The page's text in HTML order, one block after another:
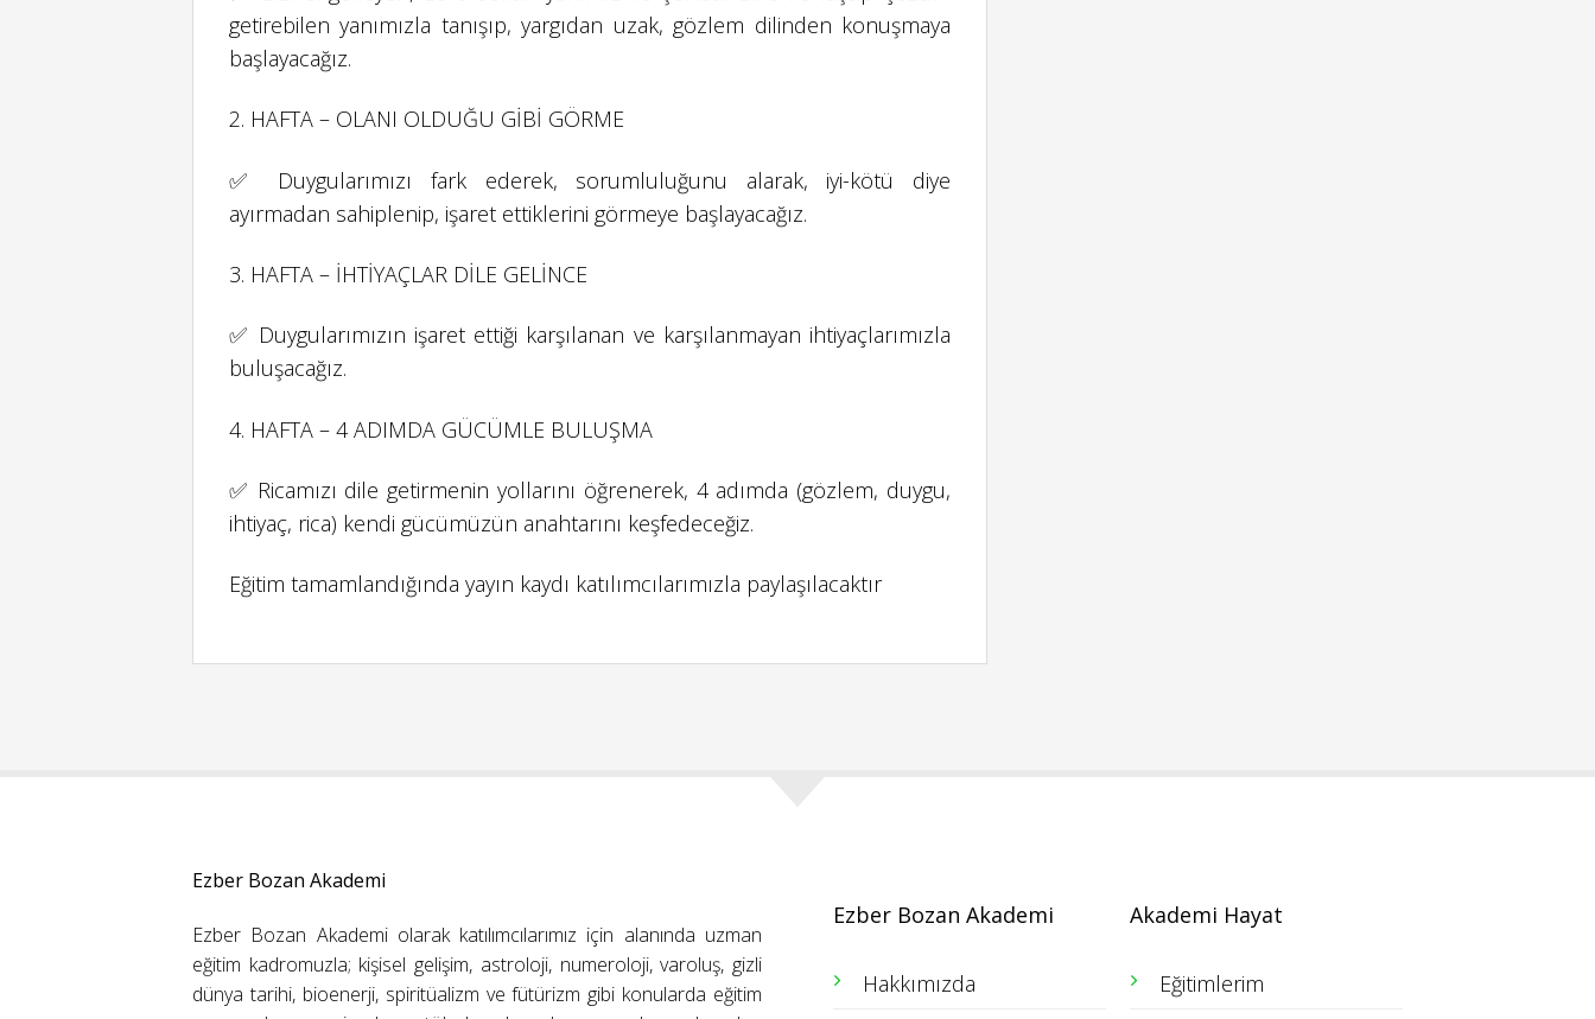
getirebilen yanımızla tanışıp, yargıdan uzak, gözlem dilinden konuşmaya
başlayacağız.
2. HAFTA – OLANI OLDUĞU GİBİ GÖRME
✅ Duygularımızı fark ederek, sorumluluğunu alarak, iyi-kötü diye
ayırmadan sahiplenip, işaret ettiklerini görmeye başlayacağız.
3. HAFTA – İHTİYAÇLAR DİLE GELİNCE
✅ Duygularımızın işaret ettiği karşılanan ve karşılanmayan ihtiyaçlarımızla
buluşacağız.
4. HAFTA – 4 ADIMDA GÜCÜMLE BULUŞMA
✅ Ricamızı dile getirmenin yollarını öğrenerek, 4 adımda (gözlem, duygu,
ihtiyaç, rica) kendi gücümüzün anahtarını keşfedeceğiz.
Eğitim tamamlandığında yayın kaydı katılımcılarımızla paylaşılacaktır
Ezber Bozan Akademi
Ezber Bozan Akademi olarak katılımcılarımız için alanında uzman
eğitim kadromuzla; kişisel gelişim, astroloji, numeroloji, varoluş, gizli
dünya tarihi, bioenerji, spiritüalizm ve fütürizm gibi konularda eğitim
Ezber Bozan Akademi
Hakkımızda
Akademi Hayat
Eğitimlerim